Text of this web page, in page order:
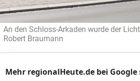
An den Schloss-Arkaden wurde der
Robert Braumann
Mehr regionalHeute.de bei Google